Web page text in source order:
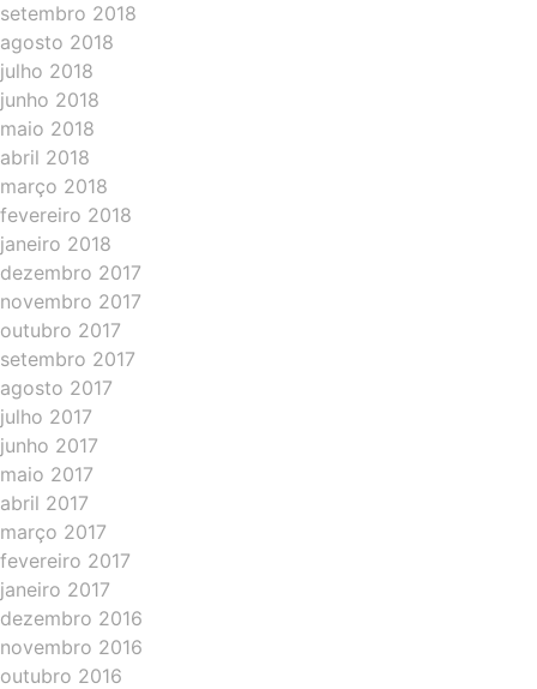
setembro 2018
agosto 2018
julho 2018
junho 2018
maio 2018
abril 2018
março 2018
fevereiro 2018
janeiro 2018
dezembro 2017
novembro 2017
outubro 2017
setembro 2017
agosto 2017
julho 2017
junho 2017
maio 2017
abril 2017
março 2017
fevereiro 2017
janeiro 2017
dezembro 2016
novembro 2016
outubro 2016